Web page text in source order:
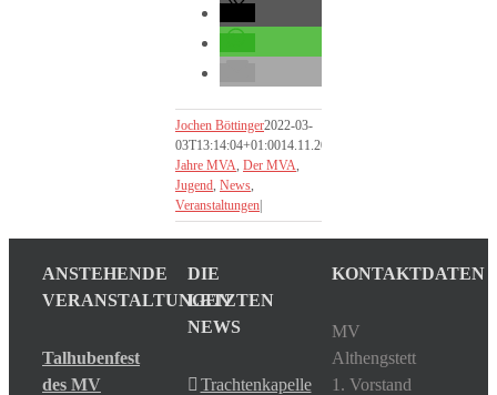
Jochen Böttinger2022-03-
03T13:14:04+01:0014.11.2021
Jahre MVA, Der MVA,
Jugend, News,
Veranstaltungen
ANSTEHENDE
VERANSTALTUNGEN
Talhubenfest
des MV
DIE
LETZTEN
NEWS
Trachtenkapelle
KONTAKTDATEN
MV
Althengstett
1. Vorstand